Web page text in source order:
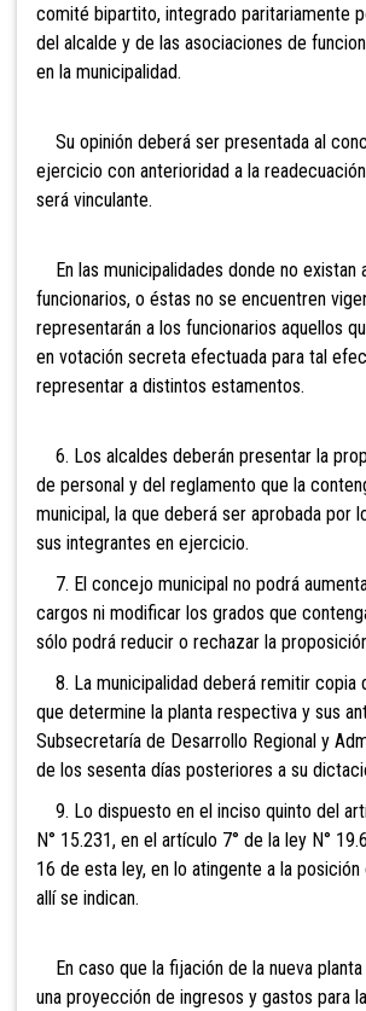
comité bipartito, integrado paritariamente
del alcalde y de las asociaciones de
en la municipalidad.
Su opinión deberá ser presentada al
ejercicio con anterioridad a la
será vinculante.
En las municipalidades donde no existan
funcionarios, o éstas no se encuentren
representarán a los funcionarios aquellos
en votación secreta efectuada para tal
representar a distintos estamentos.
6. Los alcaldes deberán presentar la
de personal y del reglamento que la
municipal, la que deberá ser aprobada por
sus integrantes en ejercicio.
7. El concejo municipal no podrá
cargos ni modificar los grados que
sólo podrá reducir o rechazar la
8. La municipalidad deberá remitir copia
que determine la planta respectiva y sus
Subsecretaría de Desarrollo Regional y
de los sesenta días posteriores a su
9. Lo dispuesto en el inciso quinto del
N° 15.231, en el artículo 7° de la ley N°
16 de esta ley, en lo atingente a la
allí se indican.
En caso que la fijación de la nueva
una proyección de ingresos y gastos para